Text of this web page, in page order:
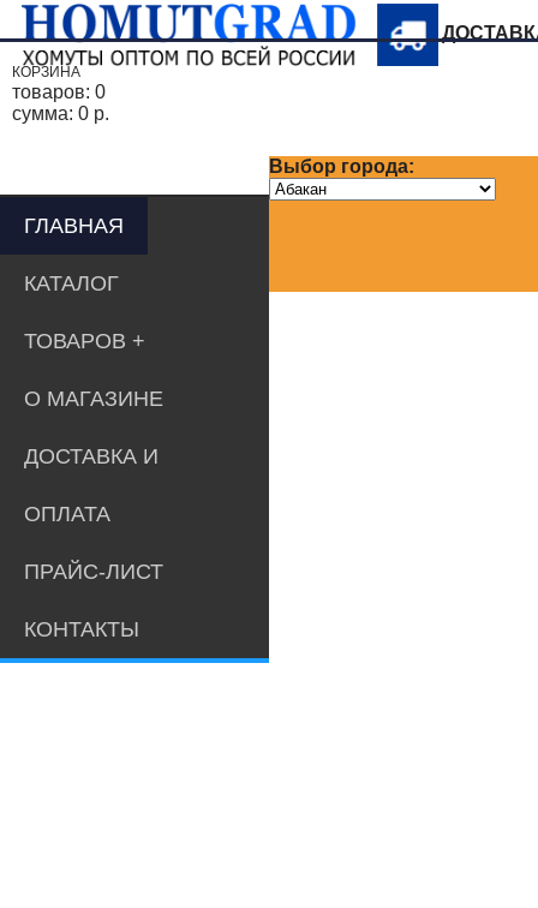
Выбор города:
КОРЗИНА
товаров: 0
сумма: 0 р.
ГЛАВНАЯ
КАТАЛОГ
ТОВАРОВ
О МАГАЗИНЕ
ДОСТАВКА И
ОПЛАТА
ПРАЙС-ЛИСТ
КОНТАКТЫ